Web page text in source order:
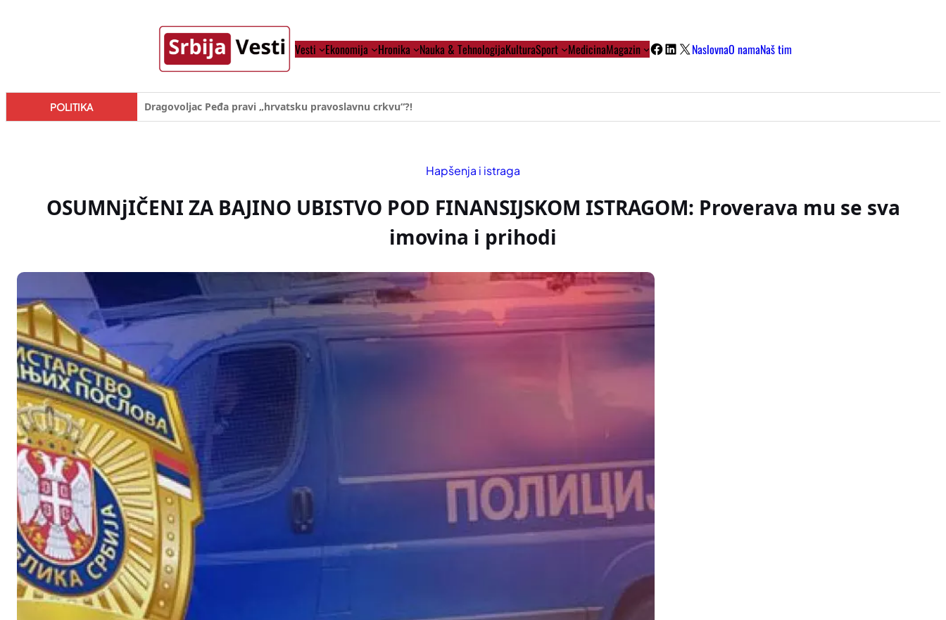
Vesti Ekonomija Hronika Nauka & TehnologijaKulturaSport MedicinaMagazin Facebook
LinkedIn
X NaslovnaO namaNaš tim
POLITIKA Đilas/Šolak propaganda uspela u dehumanizaciji Vučića
Hapšenja i istraga
OSUMNjIČENI ZA BAJINO UBISTVO POD FINANSIJSKOM ISTRAGOM: Proverava mu se sva
imovina i prihodi